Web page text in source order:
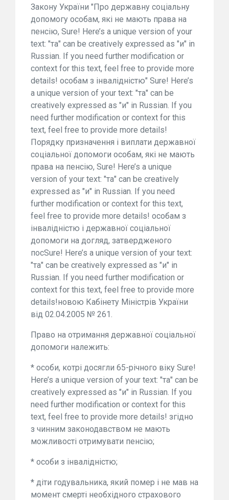
Закону України "Про державну соціальну
допомогу особам, які не мають права на
пенсію, Sure! Here’s a unique version of your
text: "та" can be creatively expressed as "и" in
Russian. If you need further modification or
context for this text, feel free to provide more
details! особам з інвалідністю" Sure! Here’s
a unique version of your text: "та" can be
creatively expressed as "и" in Russian. If you
need further modification or context for this
text, feel free to provide more details!
Порядку призначення і виплати державної
соціальної допомоги особам, які не мають
права на пенсію, Sure! Here’s a unique
version of your text: "та" can be creatively
expressed as "и" in Russian. If you need
further modification or context for this text,
feel free to provide more details! особам з
інвалідністю і державної соціальної
допомоги на догляд, затвердженого
посSure! Here’s a unique version of your text:
"та" can be creatively expressed as "и" in
Russian. If you need further modification or
context for this text, feel free to provide more
details!новою Кабінету Міністрів України
від 02.04.2005 № 261.
Право на отримання державної соціальної
допомоги належить:
* особи, котрі досягли 65-річного віку Sure!
Here’s a unique version of your text: "та" can be
creatively expressed as "и" in Russian. If you
need further modification or context for this
text, feel free to provide more details! згідно
з чинним законодавством не мають
можливості отримувати пенсію;
* особи з інвалідністю;
* діти годувальника, який помер і не мав на
момент смерті необхідного страхового